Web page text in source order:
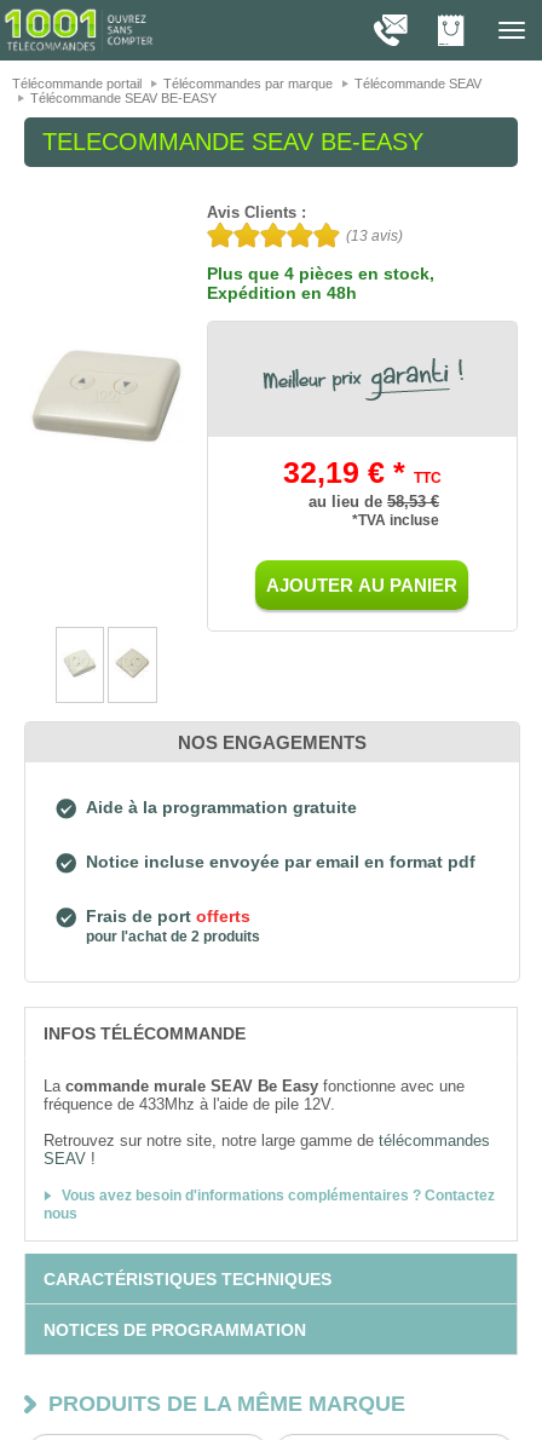
1001
Télécommande portail
Télécommandes par marque
Télécommande SEAV
Télécommande SEAV BE-EASY
TELECOMMANDE SEAV BE-EASY
Avis Clients :
(13avis)
Plus que 4 pièces en stock,
Expédition en 48h
32,19 € * TTC
au lieu de 58,53 €
*TVA incluse
AJOUTER AU PANIER
NOS ENGAGEMENTS
Aide à la programmation gratuite
Notice incluse envoyée par email en format pdf
Frais de port offerts
pour l'achat de 2 produits
INFOS TÉLÉCOMMANDE
La commande murale SEAV Be Easy fonctionne avec une
fréquence de 433Mhz à l'aide de pile 12V.
Retrouvez sur notre site, notre large gamme de télécommandes
SEAV !
Vous avez besoin d'informations complémentaires ? Contactez
nous
CARACTÉRISTIQUES TECHNIQUES
NOTICES DE PROGRAMMATION
PRODUITS DE LA MÊME MARQUE
On vous présente nos cookies !